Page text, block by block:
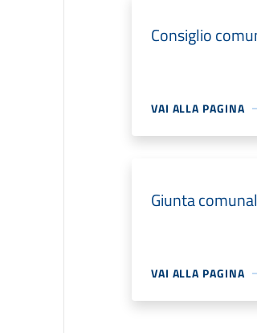
Consiglio
VAI ALLA PAGINA
Giunta
VAI ALLA PAGINA